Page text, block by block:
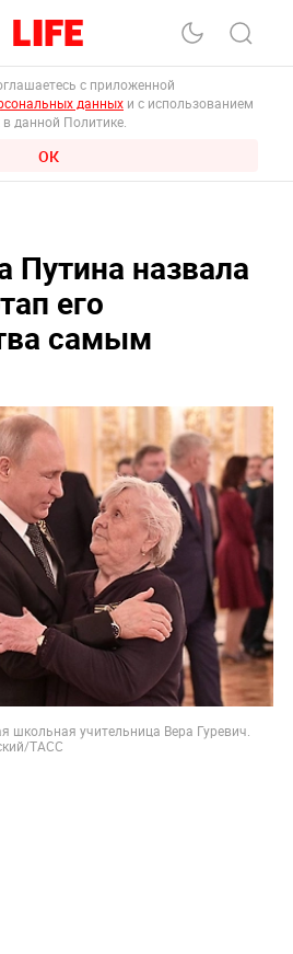
с приложенной
данных и с использованием
данной Политике.
ОК
Путина назвала
его
самым
школьная учительница Вера Гуревич.
ТАСС